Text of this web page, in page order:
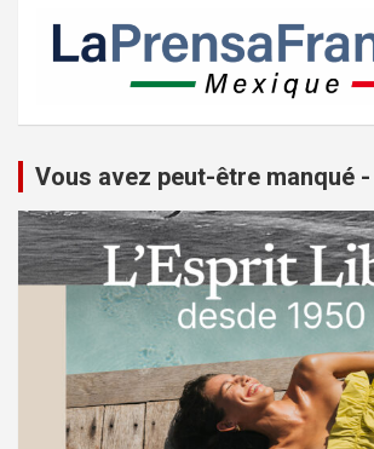
Vous avez peut-être manqué